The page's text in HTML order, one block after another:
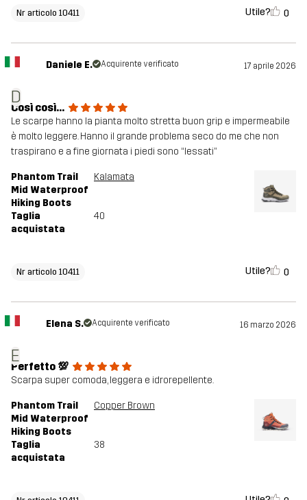
Nr articolo 10411 Utile? 0
D
Daniele E. Acquirente verificato 17 aprile 2026
Così così…
Le scarpe hanno la pianta molto stretta buon grip e impermeabile
è molto leggere. Hanno il grande problema seco do me che non
traspirano e a fine giornata i piedi sono “lessati”
Phantom Trail
Mid Waterproof
Hiking Boots
Kalamata
Taglia
acquistata
40
Nr articolo 10411 Utile? 0
E
Elena S. Acquirente verificato 16 marzo 2026
Perfetto 💯
Scarpa super comoda, leggera e idrorepellente.
Phantom Trail
Mid Waterproof
Hiking Boots
Copper Brown
Taglia
acquistata
38